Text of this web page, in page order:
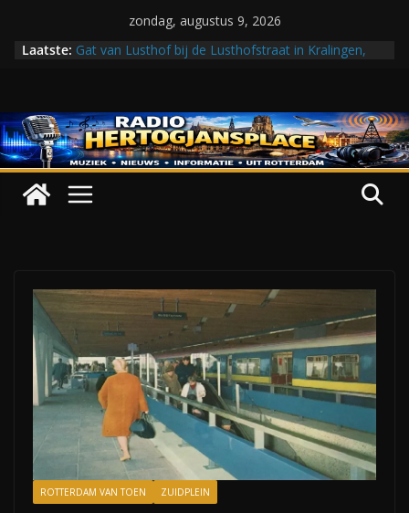
zondag, augustus 9, 2026
Laatste:
DE PREHISTORIE
Gat van Lusthof bij de Lusthofstraat in Kralingen,
Een sportveld aan de Koningsveldestraat gezien
vanaf de Vrijenbansestraat, 1990
De Delftse Poort gezien vanaf het Haagseveer,
ROTTERDAM VAN TOEN ZUIDPLEIN